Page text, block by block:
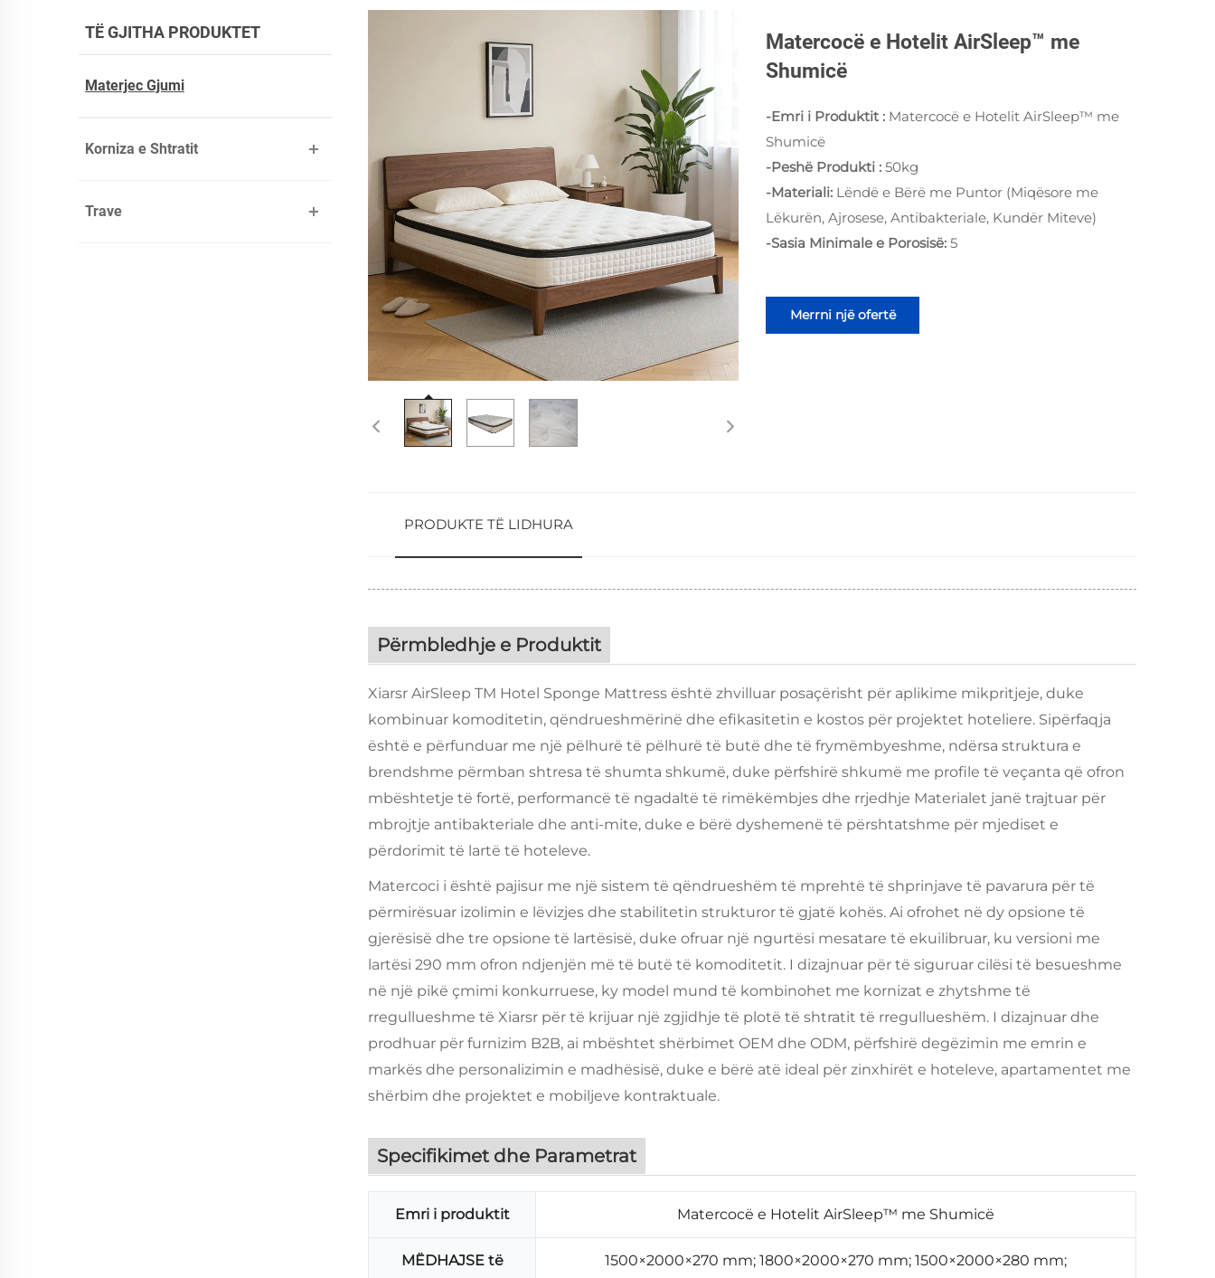
TË GJITHA PRODUKTET
Materjec Gjumi
Korniza e Shtratit
Trave
Matercocë e Hotelit AirSleep™ me
Shumicë
-Emri i Produktit : Matercocë e Hotelit AirSleep™ me
Shumicë
-Peshë Produkti : 50kg
-Materiali: Lëndë e Bërë me Puntor (Miqësore me
Lëkurën, Ajrosese, Antibakteriale, Kundër Miteve)
-Sasia Minimale e Porosisë: 5
Merrni një ofertë
PRODUKTE TË LIDHURA
Përmbledhje e Produktit
Xiarsr AirSleep TM Hotel Sponge Mattress është zhvilluar posaçërisht për aplikime mikpritjeje, duke
kombinuar komoditetin, qëndrueshmërinë dhe efikasitetin e kostos për projektet hoteliere. Sipërfaqja
është e përfunduar me një pëlhurë të pëlhurë të butë dhe të frymëmbyeshme, ndërsa struktura e
brendshme përmban shtresa të shumta shkumë, duke përfshirë shkumë me profile të veçanta që ofron
mbështetje të fortë, performancë të ngadaltë të rimëkëmbjes dhe rrjedhje Materialet janë trajtuar për
mbrojtje antibakteriale dhe anti-mite, duke e bërë dyshemenë të përshtatshme për mjediset e
përdorimit të lartë të hoteleve.
Matercoci i është pajisur me një sistem të qëndrueshëm të mprehtë të shprinjave të pavarura për të
përmirësuar izolimin e lëvizjes dhe stabilitetin strukturor të gjatë kohës. Ai ofrohet në dy opsione të
gjerësisë dhe tre opsione të lartësisë, duke ofruar një ngurtësi mesatare të ekuilibruar, ku versioni me
lartësi 290 mm ofron ndjenjën më të butë të komoditetit. I dizajnuar për të siguruar cilësi të besueshme
në një pikë çmimi konkurruese, ky model mund të kombinohet me kornizat e zhytshme të
rregullueshme të Xiarsr për të krijuar një zgjidhje të plotë të shtratit të rregullueshëm. I dizajnuar dhe
prodhuar për furnizim B2B, ai mbështet shërbimet OEM dhe ODM, përfshirë degëzimin me emrin e
markës dhe personalizimin e madhësisë, duke e bërë atë ideal për zinxhirët e hoteleve, apartamentet me
shërbim dhe projektet e mobiljeve kontraktuale.
Specifikimet dhe Parametrat
Emri i produktit Matercocë e Hotelit AirSleep™ me Shumicë
MËDHAJSE të
1500×2000×270 mm; 1800×2000×270 mm; 1500×2000×280 mm;